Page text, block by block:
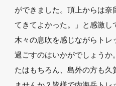
ができました。頂上からは
てきてよかった。」と感激し
木々の息吹を感じながらト
過ごすのはいかがでしょう
たはもちろん、島外の方も